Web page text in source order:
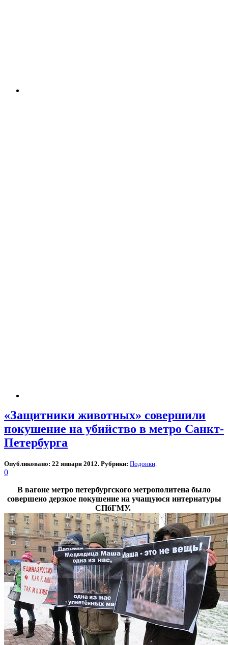
«Защитники животных» совершили
покушение на убийство в метро Санкт-
Петербурга
Опубликовано: 22 января 2012. Рубрики: Подонки
0
В вагоне метро петербургского метрополитена было
совершено дерзкое покушение на учащуюся интернатуры
СПбГМУ.